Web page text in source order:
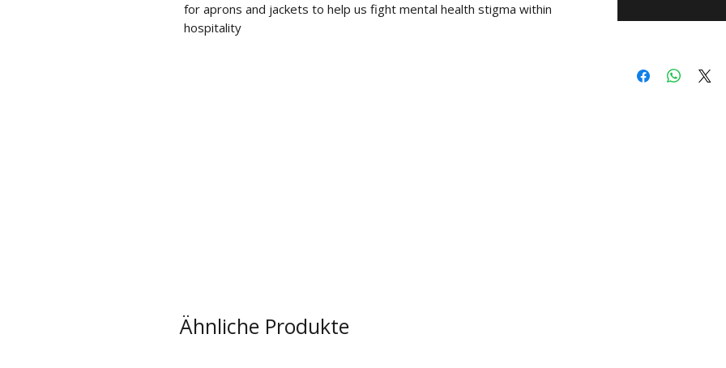
for aprons and jackets to help us fight mental health stigma within
hospitality
Ähnliche Produkte